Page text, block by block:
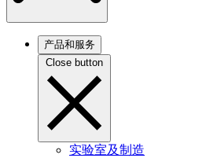
产品和服务
Close button
实验室及制造